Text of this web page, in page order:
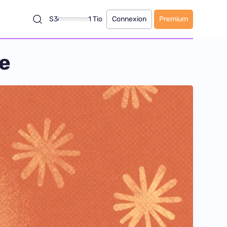
S3 1 Tio Connexion Premium